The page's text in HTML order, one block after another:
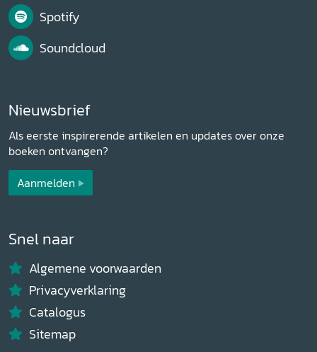
Spotify
Soundcloud
Nieuwsbrief
Als eerste inspirerende artikelen en updates over onze
boeken ontvangen?
Aanmelden
Snel naar
Algemene voorwaarden
Privacyverklaring
Catalogus
Sitemap